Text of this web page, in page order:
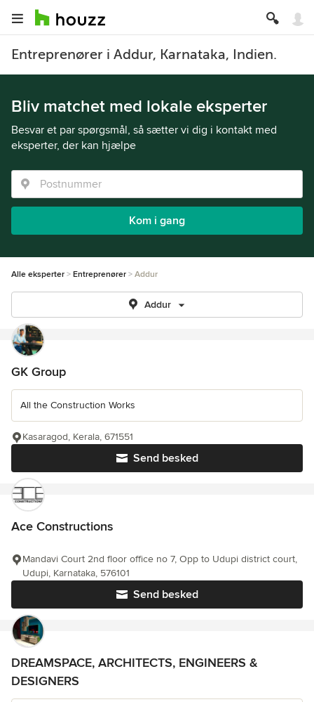
Entreprenører i Addur, Karnataka, Indien.
Bliv matchet med lokale eksperter
Besvar et par spørgsmål, så sætter vi dig i kontakt med
eksperter, der kan hjælpe
Kom i gang
Alle eksperter Entreprenører Addur
Addur
GK Group
All the Construction Works
Send besked
Kasaragod, Kerala, 671551
Ace Constructions
Send besked
Mandavi Court 2nd floor office no 7, Opp to Udupi district court,
Udupi, Karnataka, 576101
DREAMSPACE, ARCHITECTS, ENGINEERS &
DESIGNERS